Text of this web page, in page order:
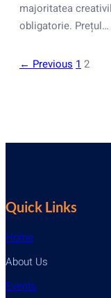
majoritatea
obligatorie. Prețul…
← Previous 1 2
Quick Links
Home
About Us
Events